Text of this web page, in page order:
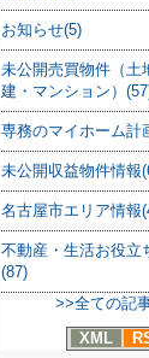
お知らせ(5)
未公開売買物件（土
建・マンション）
専務のマイホーム計
未公開収益物件情報
名古屋市エリア情報
不動産・生活お役立
(87)
>>全ての記
XML